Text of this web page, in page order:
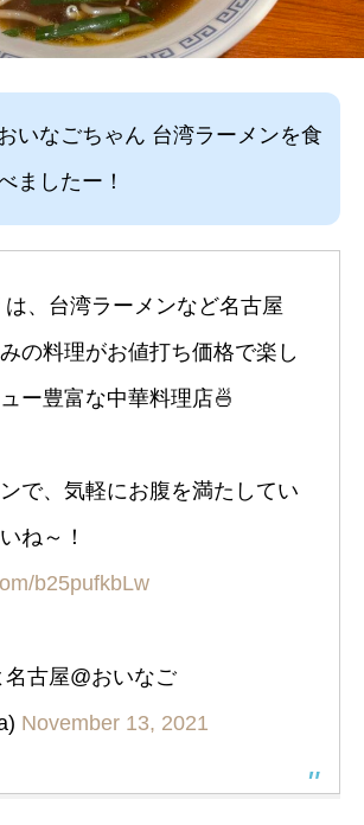
いなごちゃん 台湾ラーメンを食
ましたー！
、台湾ラーメンなど名古屋
の料理がお値打ち価格で楽し
ー豊富な中華料理店🍜
で、気軽にお腹を満たしてい
ね～！
b25pufkbLw
古屋@おいなご
November 13, 2021